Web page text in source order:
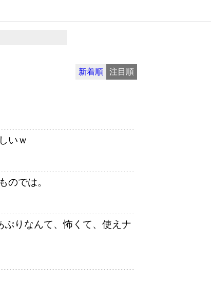
新着順 注目順
いｗ
のでは。
りなんて、怖くて、使えナ